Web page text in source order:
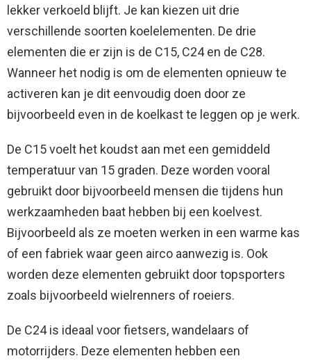
lekker verkoeld blijft. Je kan kiezen uit drie
verschillende soorten koelelementen. De drie
elementen die er zijn is de C15, C24 en de C28.
Wanneer het nodig is om de elementen opnieuw te
activeren kan je dit eenvoudig doen door ze
bijvoorbeeld even in de koelkast te leggen op je werk.
De C15 voelt het koudst aan met een gemiddeld
temperatuur van 15 graden. Deze worden vooral
gebruikt door bijvoorbeeld mensen die tijdens hun
werkzaamheden baat hebben bij een koelvest.
Bijvoorbeeld als ze moeten werken in een warme kas
of een fabriek waar geen airco aanwezig is. Ook
worden deze elementen gebruikt door topsporters
zoals bijvoorbeeld wielrenners of roeiers.
De C24 is ideaal voor fietsers, wandelaars of
motorrijders. Deze elementen hebben een